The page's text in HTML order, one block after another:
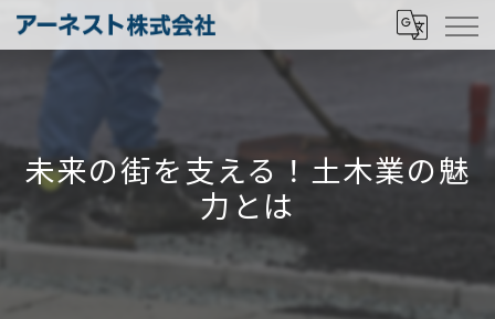
未来の街を支える！土木業の魅
力とは